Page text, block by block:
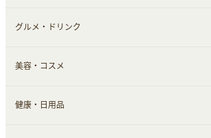
総合通販
すべて見る
ファッション
インナー・下着
グルメ・ドリンク
すべて見る
グルメ
美容・コスメ
すべて見る
健康・日用品